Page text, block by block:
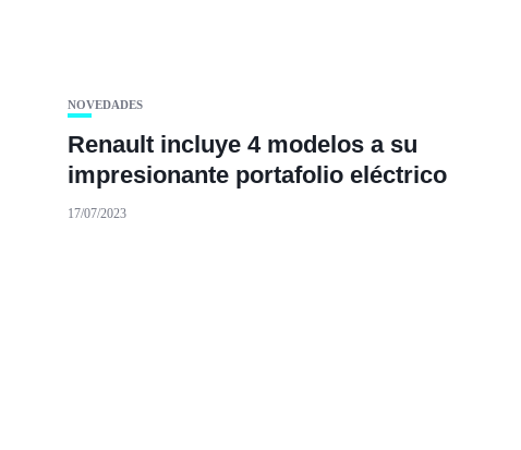
NOVEDADES
Renault incluye 4 modelos a su
impresionante portafolio eléctrico
17/07/2023